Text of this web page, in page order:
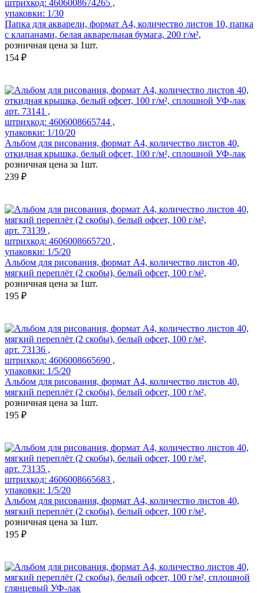
штрихкод: 4606008674265 ,
упаковки: 1/30
Папка для акварели, формат А4, количество листов 10, папка
с клапанами, белая акварельная бумага, 200 г/м²,
розничная цена за 1шт.
154 ₽
арт. 73141 ,
штрихкод: 4606008665744 ,
упаковки: 1/10/20
Альбом для рисования, формат А4, количество листов 40,
откидная крышка, белый офсет, 100 г/м², сплошной УФ-лак
розничная цена за 1шт.
239 ₽
арт. 73139 ,
штрихкод: 4606008665720 ,
упаковки: 1/5/20
Альбом для рисования, формат А4, количество листов 40,
мягкий переплёт (2 скобы), белый офсет, 100 г/м²,
розничная цена за 1шт.
195 ₽
арт. 73136 ,
штрихкод: 4606008665690 ,
упаковки: 1/5/20
Альбом для рисования, формат А4, количество листов 40,
мягкий переплёт (2 скобы), белый офсет, 100 г/м²,
розничная цена за 1шт.
195 ₽
арт. 73135 ,
штрихкод: 4606008665683 ,
упаковки: 1/5/20
Альбом для рисования, формат А4, количество листов 40,
мягкий переплёт (2 скобы), белый офсет, 100 г/м²,
розничная цена за 1шт.
195 ₽